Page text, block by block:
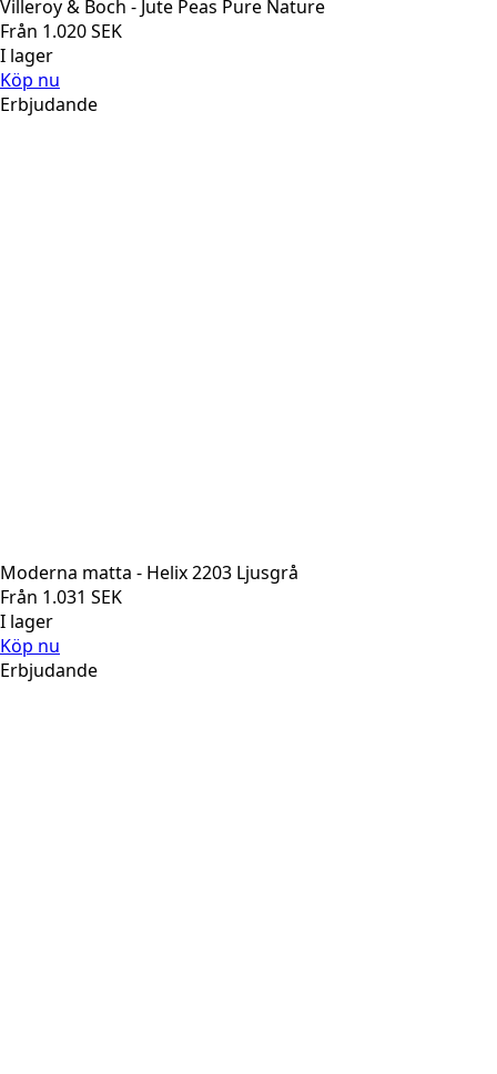
Villeroy & Boch - Jute Peas Pure Nature
Från 1.020SEK
I lager
Köp nu
Erbjudande
Moderna matta - Helix 2203 Ljusgrå
Från 1.031 SEK
I lager
Köp nu
Erbjudande